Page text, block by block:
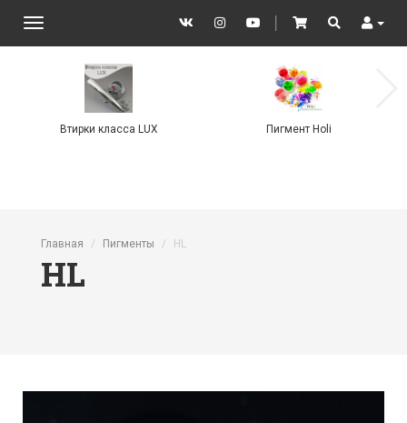
InstagramYouTubeCart SearchUser
Toggle
navigation
Втирки класса LUX Пигмент Holi
Главная Пигменты HL
HL